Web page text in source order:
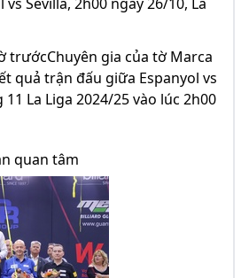
trướcChuyên gia của tờ Marca
quả trận đấu giữa Espanyol vs
La Liga 2024/25 vào lúc 2h00
quan tâm